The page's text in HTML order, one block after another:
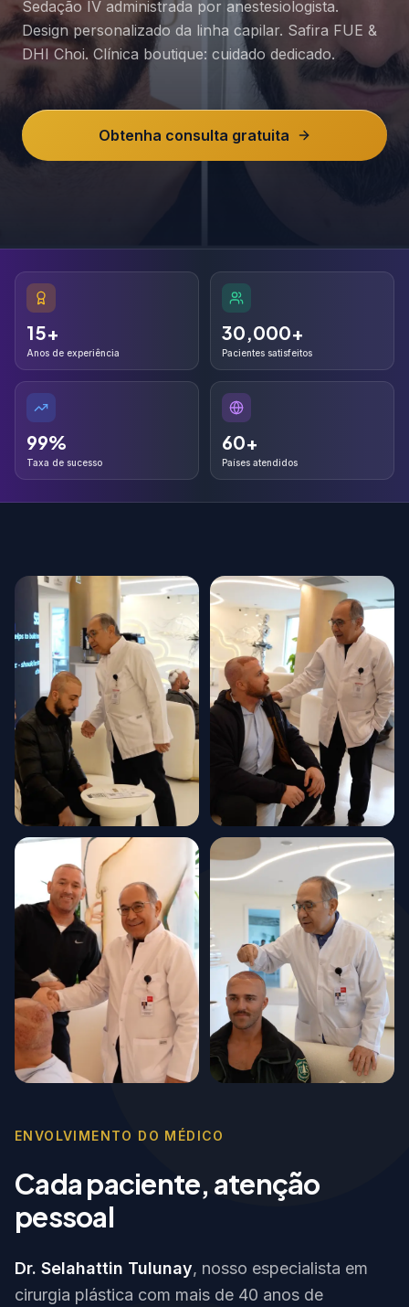
Sedação IV administrada por anestesiologista.
Design personalizado da linha capilar. Safira FUE &
DHI Choi. Clínica boutique: cuidado dedicado.
Obtenha consulta gratuita
15+
Anos de experiência
30,000+
Pacientes satisfeitos
99%
Taxa de sucesso
60+
Países atendidos
ENVOLVIMENTO DO MÉDICO
Cada paciente, atenção
pessoal
Dr. Selahattin Tulunay, nosso especialista em
cirurgia plástica com mais de 40 anos de